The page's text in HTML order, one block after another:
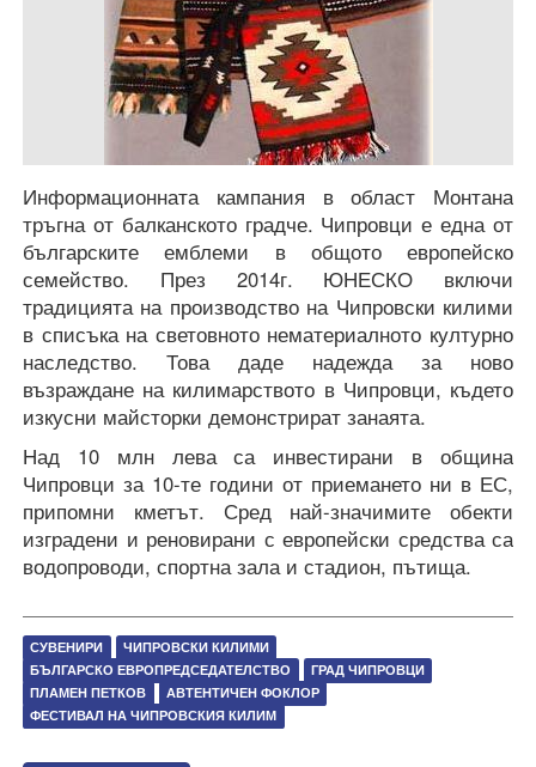
Информационната кампания в област Монтана
тръгна от балканското градче. Чипровци е една от
българските емблеми в общото европейско
семейство. През 2014г. ЮНЕСКО включи
традицията на производство на Чипровски килими
в списъка на световното нематериалното културно
наследство. Това даде надежда за ново
възраждане на килимарството в Чипровци, където
изкусни майсторки демонстрират занаята.
Над 10 млн лева са инвестирани в община
Чипровци за 10-те години от приемането ни в ЕС,
припомни кметът. Сред най-значимите обекти
изградени и реновирани с европейски средства са
водопроводи, спортна зала и стадион, пътища.
СУВЕНИРИ
ЧИПРОВСКИ КИЛИМИ
БЪЛГАРСКО ЕВРОПРЕДСЕДАТЕЛСТВО
ГРАД ЧИПРОВЦИ
ПЛАМЕН ПЕТКОВ
АВТЕНТИЧЕН ФОКЛОР
ФЕСТИВАЛ НА ЧИПРОВСКИЯ КИЛИМ